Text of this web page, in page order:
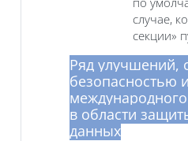
случае,
секции»
Ряд улучшений,
безопасностью
в области
данных